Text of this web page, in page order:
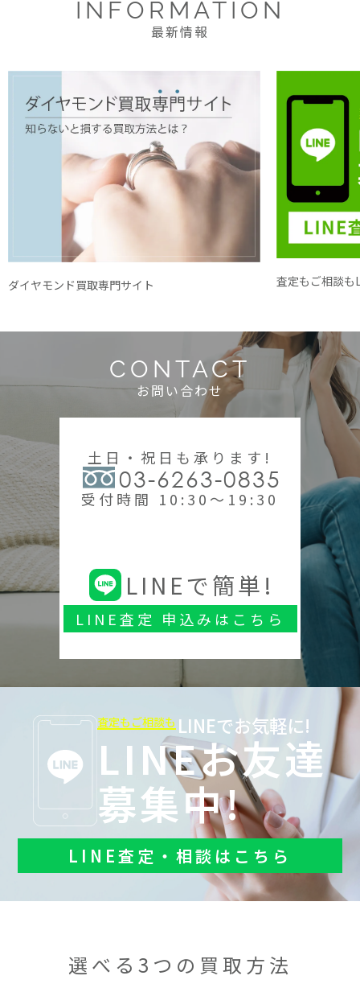
INFORMATION
最新情報
ダイヤモンド買取専門サイト 査定もご相談も
CONTACT
お問い合わせ
土日・祝日も承ります!
03-6263-0835
受付時間 10:30～19:30
LINEで簡単!
LINE査定 申込みはこちら
査定もご相談も LINEでお気軽に!
LINEお友達
募集中!
LINE査定・相談はこちら
選べる3つの買取方法